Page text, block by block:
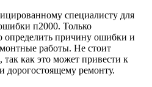
специалисту для
п2000. Только
определить причину ошибки и
работы. Не стоит
так как это может привести к
дорогостоящему ремонту.